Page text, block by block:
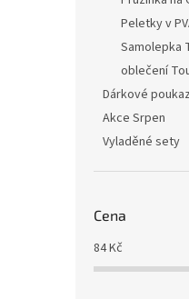
Peletky v
Samolepka
oblečení
Dárkové
Akce Srpen
Vyladěné sety
Cena
84Kč